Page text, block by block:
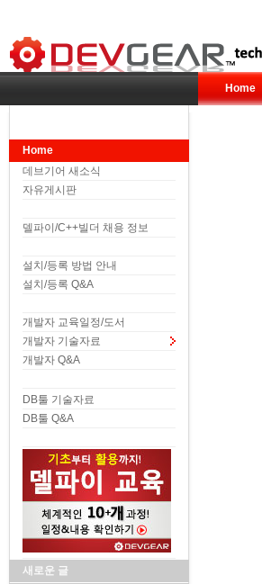
Home
Home
데브기어 새소식
자유게시판
델파이/C++빌더 채용 정보
설치/등록 방법 안내
설치/등록 Q&A
개발자 교육일정/도서
개발자 기술자료
개발자 Q&A
DB툴 기술자료
DB툴 Q&A
새로운 글